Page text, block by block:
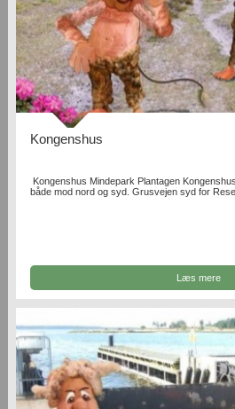
Kongenshus
Kongenshus Mindepark Plantagen
både mod nord og syd. Grusvejen syd for
Læs mere